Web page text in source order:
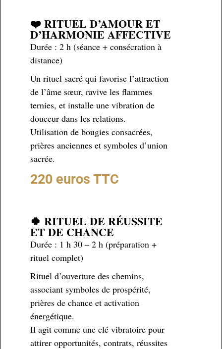
❤️ RITUEL D’AMOUR ET
D’HARMONIE AFFECTIVE
Durée : 2 h (séance + consécration à
distance)
Un rituel sacré qui favorise l’attraction
de l’âme sœur, ravive les flammes
ternies, et installe une vibration de
douceur dans les relations.
Utilisation de bougies consacrées,
prières anciennes et symboles d’union
sacrée.
220 euros TTC
🍀 RITUEL DE RÉUSSITE
ET DE CHANCE
Durée : 1 h 30 – 2 h (préparation +
rituel complet)
Rituel d’ouverture des chemins,
associant symboles de prospérité,
prières de chance et activation
énergétique.
Il agit comme une clé vibratoire pour
attirer opportunités, contrats, réussites